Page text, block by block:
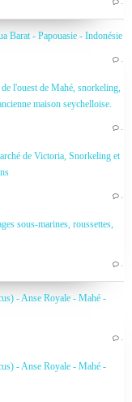
…
Barat - Papouasie - Indonésie
…
l'ouest de Mahé, snorkeling,
maison seychelloise.
…
de Victoria, Snorkeling et
…
sous-marines, roussettes,
…
- Anse Royale - Mahé -
…
- Anse Royale - Mahé -